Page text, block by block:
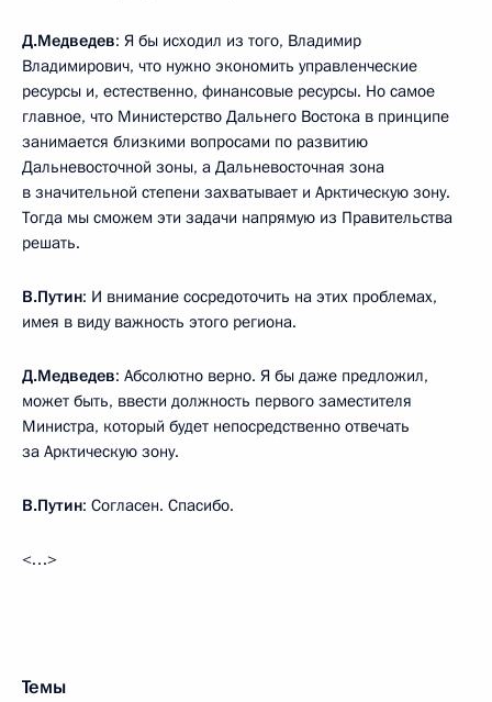
Д.Медведев: Я бы исходил из того, Владимир
Владимирович, что нужно экономить управленческие
ресурсы и, естественно, финансовые ресурсы. Но самое
главное, что Министерство Дальнего Востока в принципе
занимается близкими вопросами по развитию
Дальневосточной зоны, а Дальневосточная зона
в значительной степени захватывает и Арктическую зону.
Тогда мы сможем эти задачи напрямую из Правительства
решать.
В.Путин: И внимание сосредоточить на этих проблемах,
имея в виду важность этого региона.
Д.Медведев: Абсолютно верно. Я бы даже предложил,
может быть, ввести должность первого заместителя
Министра, который будет непосредственно отвечать
за Арктическую зону.
В.Путин: Согласен. Спасибо.
<…>
Темы